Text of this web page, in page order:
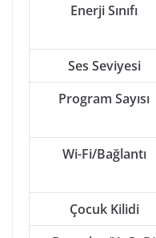
Enerji Sınıfı
Ses Seviyesi
Program Sayısı
Wi-Fi/Bağlantı
Çocuk Kilidi